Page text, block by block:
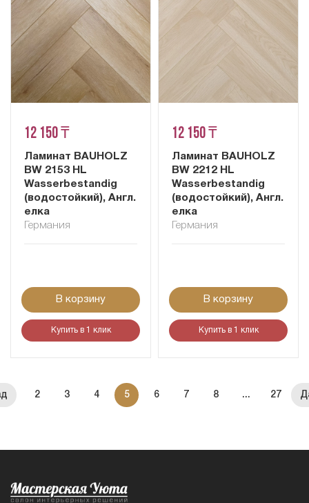
12 150 ₸
Ламинат BAUHOLZ
BW 2153 HL
Wasserbestandig
(водостойкий), Англ.
елка
Германия
В корзину
Купить в 1 клик
12 150 ₸
Ламинат BAUHOLZ
BW 2212 HL
Wasserbestandig
(водостойкий), Англ.
елка
Германия
В корзину
Купить в 1 клик
2 3 4 5 6 7 8 ... 27